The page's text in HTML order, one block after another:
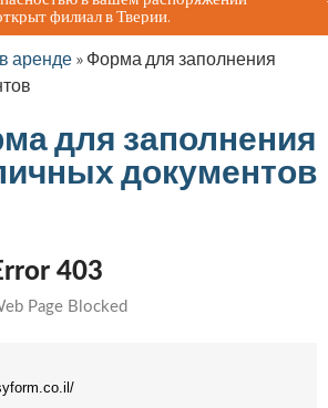
филиал в Тверии.
аренде»Форма для заполнения
для заполнения
документов